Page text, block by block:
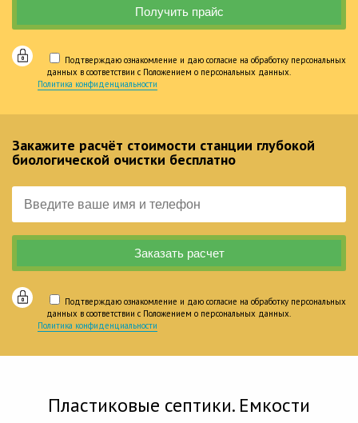
Подтверждаю ознакомление и даю согласие на обработку персональных
данных в соответствии с Положением о персональных данных.
Политика конфиденциальности
Закажите расчёт стоимости станции глубокой
биологической очистки бесплатно
Подтверждаю ознакомление и даю согласие на обработку персональных
данных в соответствии с Положением о персональных данных.
Политика конфиденциальности
Пластиковые септики. Емкости